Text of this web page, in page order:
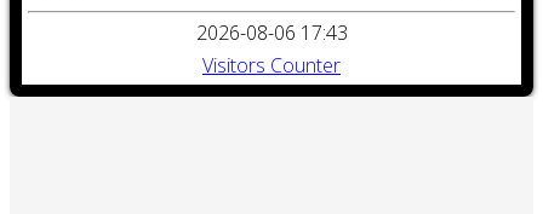
2026-08-06 17:43
Visitors Counter